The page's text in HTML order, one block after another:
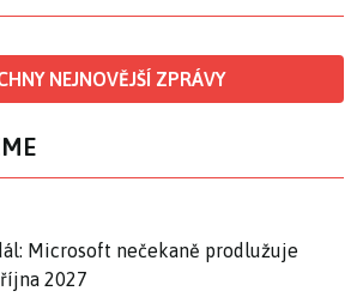
NEJNOVĚJŠÍ ZPRÁVY
Microsoft nečekaně prodlužuje
2027